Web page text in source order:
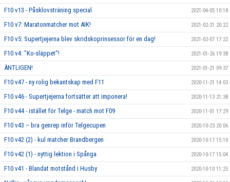
F10 v13 - Påsklovsträning special 2021-04-05 10:18
F10 v7: Maratonmatcher mot AIK! 2021-02-21 20:22
F10 v5: Supertjejerna blev skridskoprinsessor för en dag! 2021-02-07 17:22
F10 v4: "Ko-släppet"! 2021-01-26 19:38
ÄNTLIGEN! 2021-01-21 09:37
F10 v47 - ny rolig bekantskap med F11 2020-11-21 14:03
F10 v46 - Supertjejerna fortsätter att imponera! 2020-11-13 21:38
F10 v44 - istället för Telge - match mot F09 2020-11-01 17:29
F10 v43 – bra genrep inför Telgecupen 2020-10-23 20:06
F10 v42 (2) - kul matcher Brandbergen 2020-10-17 15:10
F10 v42 (1) - nyttig lektion i Spånga 2020-10-17 15:04
F10 v41 - Blandat motstånd i Husby 2020-10-10 11:25